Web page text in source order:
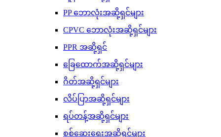
PP ဘောလုံးအဆို့ရှင်များ
CPVC ဘောလုံးအဆို့ရှင်များ
PPR အဆို့ရှင်
ခြေထောက်အဆို့ရှင်များ
ဂိတ်အဆို့ရှင်များ
လိပ်ပြာအဆို့ရှင်များ
ရပ်တန့်အဆို့ရှင်များ
စစ်ဆေးရေးအဆို့ရှင်များ